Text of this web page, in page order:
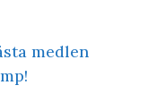
medlen